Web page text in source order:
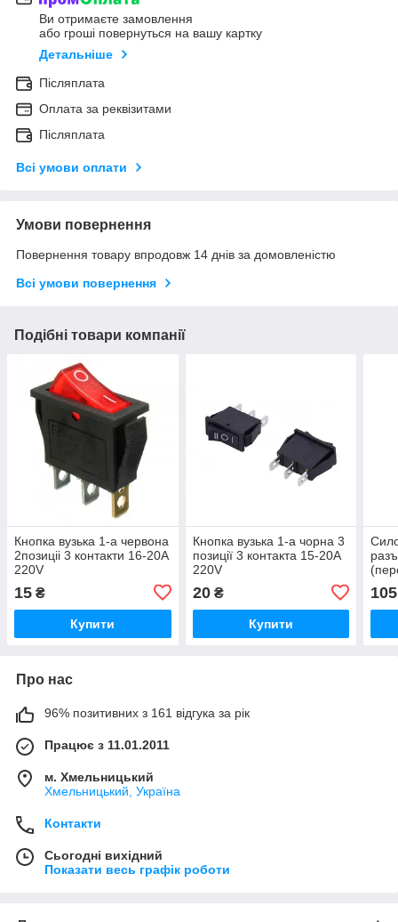
Ви отримаєте замовлення
або гроші повернуться на вашу картку
Детальніше
Післяплата
Оплата за реквізитами
Післяплата
Всі умови оплати
Умови повернення
Повернення товару впродовж 14 днів за домовленістю
Всі умови повернення
Подібні товари компанії
Кнопка вузька 1-а червона
2позиціі 3 контакти 16-20А
220V
15 ₴
Купити
Кнопка вузька 1-а чорна 3
позиції 3 контакта 15-20А
220V
20₴
Купити
105
Про нас
96% позитивних з 161 відгука за рік
Працює з 11.01.2011
м. Хмельницький
Хмельницький, Україна
Контакти
Сьогодні вихідний
Показати весь графік роботи